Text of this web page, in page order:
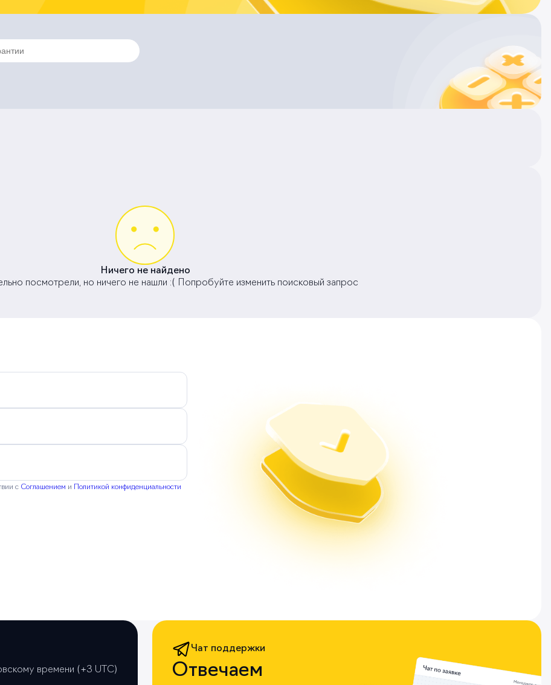
Ничего не найдено
посмотрели, но ничего не нашли :( Попробуйте изменить поисковый запрос
с Соглашением и Политикой конфиденциальности
времени (+3 UTС)
Чат поддержки
Отвечаем